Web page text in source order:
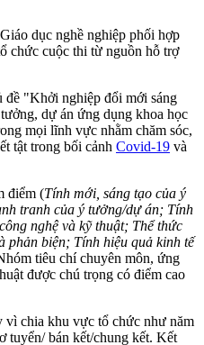
dục nghề nghiệp phối hợp
chức cuộc thi từ nguồn hỗ trợ
đề "Khởi nghiệp đổi mới sáng
dự án ứng dụng khoa học
mọi lĩnh vực nhằm chăm sóc,
tật trong bối cảnh Covid-19 và
điểm (Tính mới, sáng tạo của ý
tranh của ý tưởng/dự án; Tính
nghệ và kỹ thuật; Thể thức
phản biện; Tính hiệu quả kinh tế
tiêu chí chuyên môn, ứng
được chú trọng có điểm cao
vì chia khu vực tổ chức như năm
tuyển/ bán kết/chung kết. Kết